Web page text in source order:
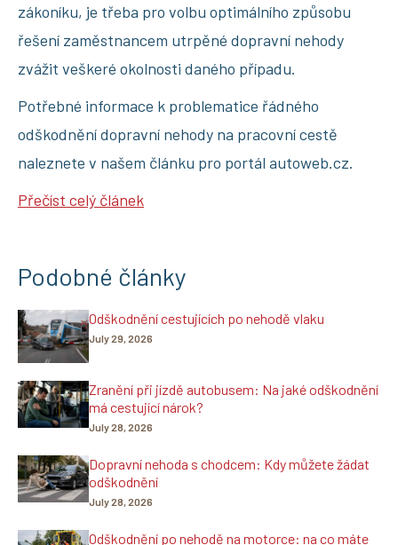
zákoníku, je třeba pro volbu optimálního způsobu
řešení zaměstnancem utrpěné dopravní nehody
zvážit veškeré okolnosti daného případu.
Potřebné informace k problematice řádného
odškodnění dopravní nehody na pracovní cestě
naleznete v našem článku pro portál autoweb.cz.
Přečíst celý článek
Podobné články
Odškodnění cestujících po nehodě vlaku
July 29, 2026
Zranění při jízdě autobusem: Na jaké odškodnění
má cestující nárok?
July 28, 2026
Dopravní nehoda s chodcem: Kdy můžete žádat
odškodnění
July 28, 2026
Odškodnění po nehodě na motorce: na co máte